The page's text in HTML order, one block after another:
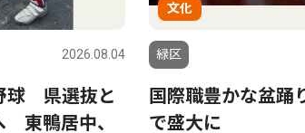
2026.08.04
球 県選抜と
東鴨居中、
文化
緑区
国際職豊かな盆
で盛大に